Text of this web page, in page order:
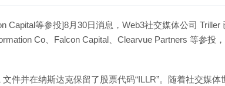
Capital等参投]8月30日消息，Web3社交媒体公司 Triller
Co、Falcon Capital、Clearvue Partners 等参投
件并在纳斯达克保留了股票代码“ILLR”。随着社交媒体